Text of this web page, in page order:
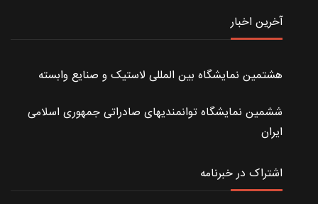
آخرین اخبار
هشتمین نمایشگاه بین المللی لاستیک و صنایع وابسته
ششمین نمایشگاه توانمندیهای صادراتی جمهوری اسلامی
ایران
اشتراک در خبرنامه